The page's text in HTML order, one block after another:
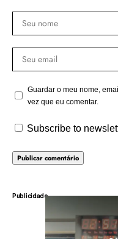
Publicidade
Guardar o meu nome,
vez que eu comentar.
Subscribe to